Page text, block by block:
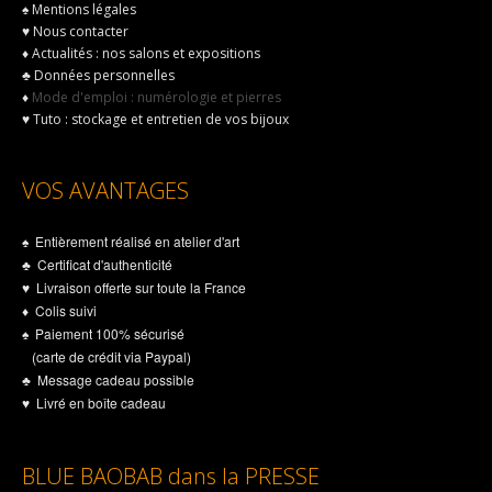
♠ Mentions légales
♥ Nous contacter
♦Actualités : nos salons et expositions
♣ Données personnelles
♦ Mode d'emploi : numérologie et pierres
♥Tuto : stockage et entretien de vos bijoux
VOS AVANTAGES
♠ Entièrement réalisé en atelier d'art
♣ Certificat d'authenticité
♥ Livraison offerte sur toute la France
♦ Colis suivi
♠ Paiement 100% sécurisé
(carte de crédit via Paypal)
♣ Message cadeau possible
♥ Livré en boîte cadeau
BLUE BAOBAB dans la PRESSE